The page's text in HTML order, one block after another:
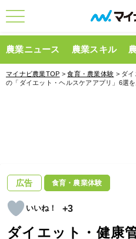
農業ニュース 農業スキル
マイナビ農業TOP >食育・農業体験 > ダ
の「ダイエット・ヘルスケアアプリ」6選
広告 食育・農業体験
+3
ダイエット・健康